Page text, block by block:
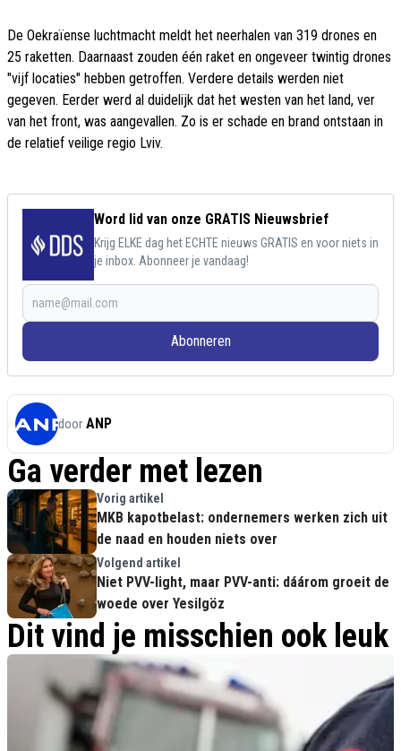
De Oekraïense luchtmacht meldt het neerhalen van 319 drones en
25 raketten. Daarnaast zouden één raket en ongeveer twintig drones
"vijf locaties" hebben getroffen. Verdere details werden niet
gegeven. Eerder werd al duidelijk dat het westen van het land, ver
van het front, was aangevallen. Zo is er schade en brand ontstaan in
de relatief veilige regio Lviv.
Word lid van onze GRATIS Nieuwsbrief
Krijg ELKE dag het ECHTE nieuws GRATIS en voor niets in
je inbox. Abonneer je vandaag!
Abonneren
door ANP
Ga verder met lezen
Vorig artikel
MKB kapotbelast: ondernemers werken zich uit
de naad en houden niets over
Volgend artikel
Niet PVV-light, maar PVV-anti: dáárom groeit de
woede over Yesilgöz
Dit vind je misschien ook leuk